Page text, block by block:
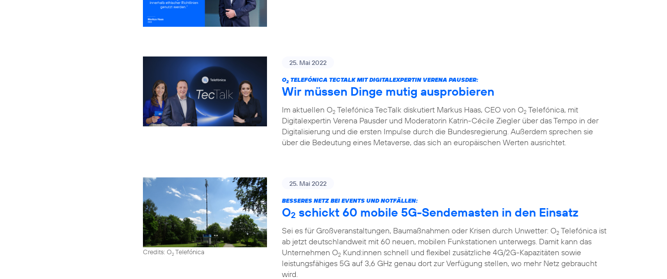
25. Mai 2022
O2 TELEFÓNICA TECTALK MIT DIGITALEXPERTIN VERENA PAUSDER:
Wir müssen Dinge mutig ausprobieren
Im aktuellen O2 Telefónica TecTalk diskutiert Markus Haas, CEO von O2 Telefónica, mit
Digitalexpertin Verena Pausder und Moderatorin Katrin-Cécile Ziegler über das Tempo in der
Digitalisierung und die ersten Impulse durch die Bundesregierung. Außerdem sprechen sie
über die Bedeutung eines Metaverse, das sich an europäischen Werten ausrichtet.
Credits: O2Telefónica
25. Mai 2022
BESSERES NETZ BEI EVENTS UND NOTFÄLLEN:
O2 schickt 60 mobile 5G-Sendemasten in den Einsatz
Sei es für Großveranstaltungen, Baumaßnahmen oder Krisen durch Unwetter: O2 Telefónica ist
ab jetzt deutschlandweit mit 60 neuen, mobilen Funkstationen unterwegs. Damit kann das
Unternehmen O2 Kund:innen schnell und flexibel zusätzliche 4G/2G-Kapazitäten sowie
leistungsfähiges 5G auf 3,6 GHz genau dort zur Verfügung stellen, wo mehr Netz gebraucht
wird.